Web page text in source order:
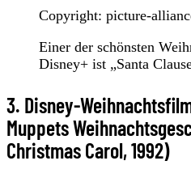
Copyright: picture-
Einer der schönsten
Disney+ ist „Santa
3. Disney-
Muppets
Christmas Carol, 1992)